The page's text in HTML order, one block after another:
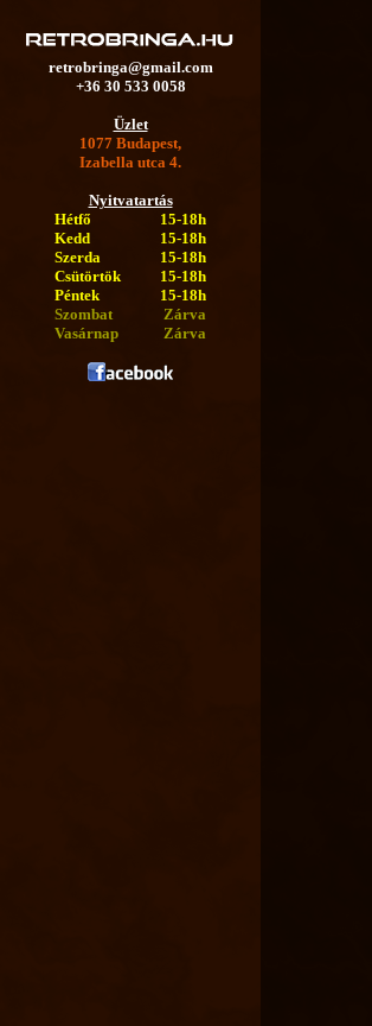
retrobringa@gmail.com
+36 30 533 0058
Üzlet
1077 Budapest,
Izabella utca 4.
Nyitvatartás
Hétfő
15-18h
Kedd
15-18h
Szerda
15-18h
Csütörtök
15-18h
Péntek
15-18h
Szombat
Zárva
Vasárnap
Zárva